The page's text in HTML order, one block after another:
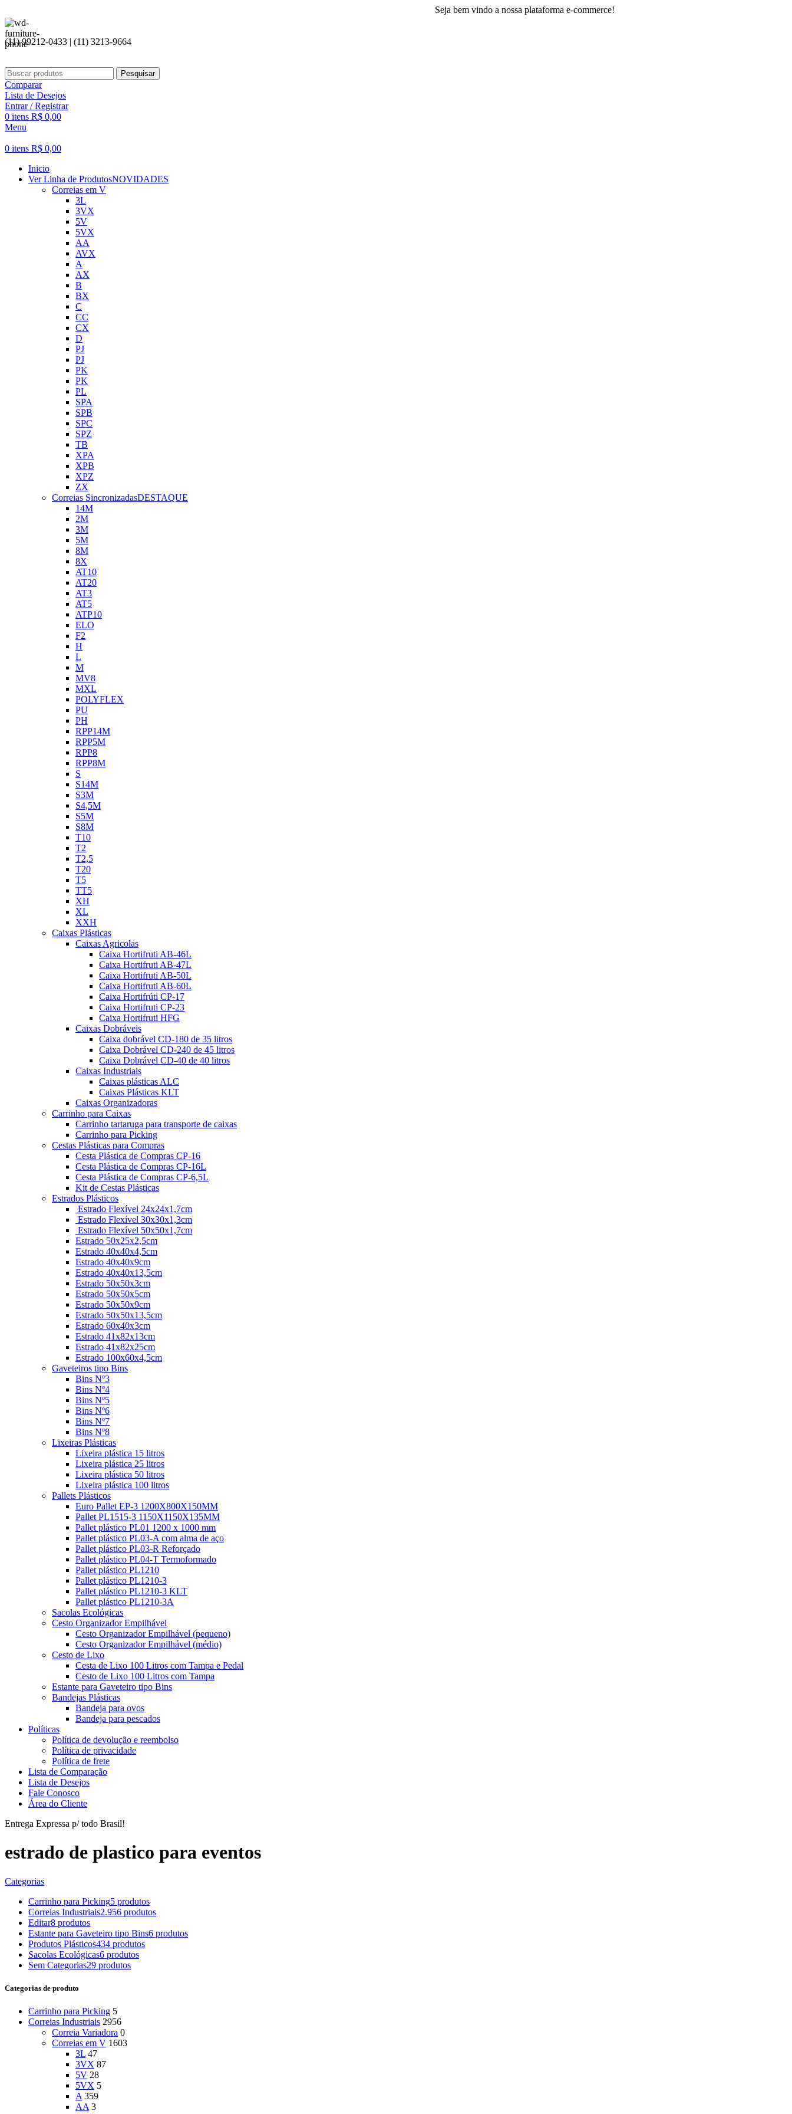
Seja bem vindo a nossa plataforma e-commerce!
(11) 99212-0433 | (11) 3213-9664
Pesquisar
Comparar
Lista de Desejos
Entrar / Registrar
0 itens R$ 0,00
Menu
0 itens R$ 0,00
Inicio
Ver Linha de ProdutosNOVIDADES
Correias em V
3L
3VX
5V
5VX
AA
AVX
A
AX
B
BX
C
CC
CX
D
PJ
PJ
PK
PK
PL
SPA
SPB
SPC
SPZ
TB
XPA
XPB
XPZ
ZX
Correias SincronizadasDESTAQUE
14M
2M
3M
5M
8M
8X
AT10
AT20
AT3
AT5
ATP10
ELO
F2
H
L
M
MV8
MXL
POLYFLEX
PU
PH
RPP14M
RPP5M
RPP8
RPP8M
S
S14M
S3M
S4,5M
S5M
S8M
T10
T2
T2,5
T20
T5
TT5
XH
XL
XXH
Caixas Plásticas
Caixas Agricolas
Caixa Hortifruti AB-46L
Caixa Hortifruti AB-47L
Caixa Hortifruti AB-50L
Caixa Hortifruti AB-60L
Caixa Hortifrúti CP-17
Caixa Hortifruti CP-23
Caixa Hortifruti HFG
Caixas Dobráveis
Caixa dobrável CD-180 de 35 litros
Caixa Dobrável CD-240 de 45 litros
Caixa Dobrável CD-40 de 40 litros
Caixas Industriais
Caixas plásticas ALC
Caixas Plásticas KLT
Caixas Organizadoras
Carrinho para Caixas
Carrinho tartaruga para transporte de caixas
Carrinho para Picking
Cestas Plásticas para Compras
Cesta Plástica de Compras CP-16
Cesta Plástica de Compras CP-16L
Cesta Plástica de Compras CP-6,5L
Kit de Cestas Plásticas
Estrados Plásticos
Estrado Flexível 24x24x1,7cm
Estrado Flexível 30x30x1,3cm
Estrado Flexível 50x50x1,7cm
Estrado 50x25x2,5cm
Estrado 40x40x4,5cm
Estrado 40x40x9cm
Estrado 40x40x13,5cm
Estrado 50x50x3cm
Estrado 50x50x5cm
Estrado 50x50x9cm
Estrado 50x50x13,5cm
Estrado 60x40x3cm
Estrado 41x82x13cm
Estrado 41x82x25cm
Estrado 100x60x4,5cm
Gaveteiros tipo Bins
Bins Nº3
Bins Nº4
Bins Nº5
Bins Nº6
Bins Nº7
Bins Nº8
Lixeiras Plásticas
Lixeira plástica 15 litros
Lixeira plástica 25 litros
Lixeira plástica 50 litros
Lixeira plástica 100 litros
Pallets Plásticos
Euro Pallet EP-3 1200X800X150MM
Pallet PL1515-3 1150X1150X135MM
Pallet plástico PL01 1200 x 1000 mm
Pallet plástico PL03-A com alma de aço
Pallet plástico PL03-R Reforçado
Pallet plástico PL04-T Termoformado
Pallet plástico PL1210
Pallet plástico PL1210-3
Pallet plástico PL1210-3 KLT
Pallet plástico PL1210-3A
Sacolas Ecológicas
Cesto Organizador Empilhável
Cesto Organizador Empilhável (pequeno)
Cesto Organizador Empilhável (médio)
Cesto de Lixo
Cesta de Lixo 100 Litros com Tampa e Pedal
Cesto de Lixo 100 Litros com Tampa
Estante para Gaveteiro tipo Bins
Bandejas Plásticas
Bandeja para ovos
Bandeja para pescados
Políticas
Política de devolução e reembolso
Política de privacidade
Política de frete
Lista de Comparação
Lista de Desejos
Fale Conosco
Área do Cliente
Entrega Expressa p/ todo Brasil!
estrado de plastico para eventos
Categorias
Carrinho para Picking5 produtos
Correias Industriais2.956 produtos
Editar8 produtos
Estante para Gaveteiro tipo Bins6 produtos
Produtos Plásticos434 produtos
Sacolas Ecológicas6 produtos
Sem Categorias29 produtos
Categorias de produto
Carrinho para Picking 5
Correias Industriais 2956
Correia Variadora 0
Correias em V 1603
3L 47
3VX 87
5V 28
5VX 5
A 359
AA 3